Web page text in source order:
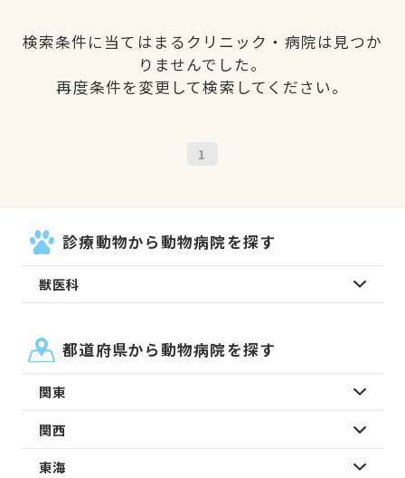
検索条件に当てはまるクリニック・病院は見つか
りませんでした。
再度条件を変更して検索してください。
1
診療動物から動物病院を探す
獣医科
都道府県から動物病院を探す
関東
関西
東海